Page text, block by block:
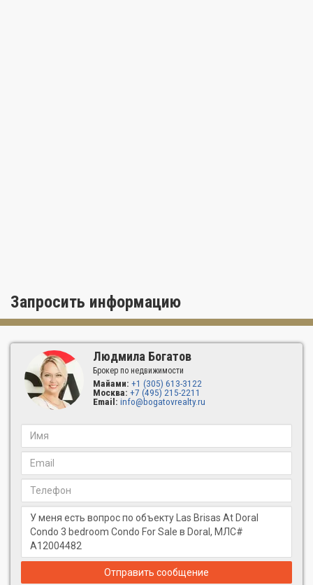
Запросить информацию
Людмила Богатов
Брокер по недвижимости
Майами: +1 (305) 613-3122
Москва: +7 (495) 215-2211
Email: info@bogatovrealty.ru
Отправить сообщение